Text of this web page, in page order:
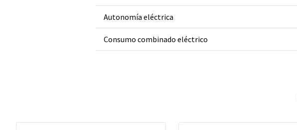
Autonomía eléctrica
Consumo combinado eléctrico